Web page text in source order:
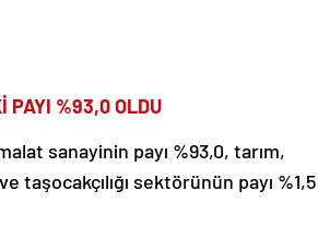
PAYI %93,0 OLDU
sanayinin payı %93,0, tarım,
taşocakçılığı sektörünün payı %1,5